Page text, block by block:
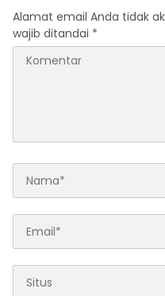
Alamat email Anda tidak
wajib ditandai *